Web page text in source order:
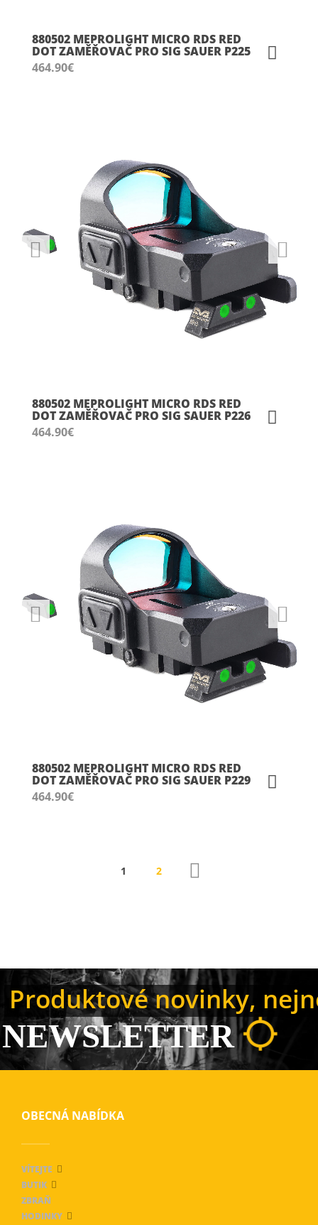
880502 MEPROLIGHT MICRO RDS RED
DOT ZAMĚŘOVAČ PRO SIG SAUER P225
464.90€
880502 MEPROLIGHT MICRO RDS RED
DOT ZAMĚŘOVAČ PRO SIG SAUER P226
464.90€
880502 MEPROLIGHT MICRO RDS RED
DOT ZAMĚŘOVAČ PRO SIG SAUER P229
464.90€
1 2
Produktové novinky,
NEWSLETTER
OBECNÁ NABÍDKA
VÍTEJTE
BUTIK
ZBRAŇ
HODINKY